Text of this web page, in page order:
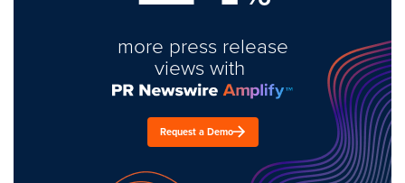
more press release
views with
Request a Demo